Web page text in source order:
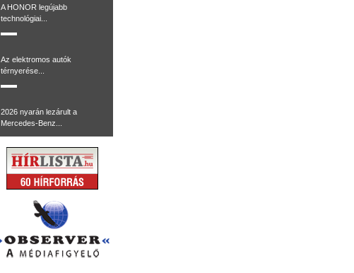
A HONOR legújabb
technológiai...
Az elektromos autók
térnyerése...
2026 nyarán lezárult a
Mercedes-Benz...